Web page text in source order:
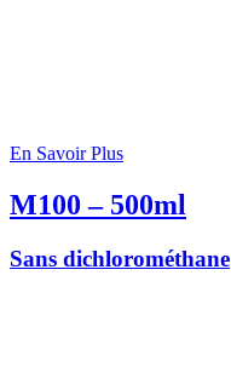
En Savoir Plus
M100 – 500ml
Sans dichlorométhane